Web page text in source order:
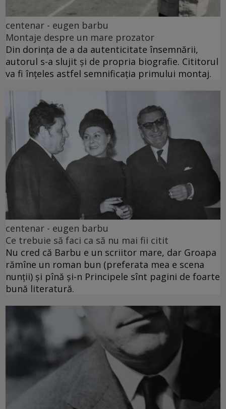
centenar - eugen barbu
Montaje despre un mare prozator
Din dorința de a da autenticitate însemnării,
autorul s-a slujit și de propria biografie. Cititorul
va fi înțeles astfel semnificația primului montaj.
centenar - eugen barbu
Ce trebuie să faci ca să nu mai fii citit
Nu cred că Barbu e un scriitor mare, dar Groapa
rămîne un roman bun (preferata mea e scena
nunții) și pînă și-n Principele sînt pagini de foarte
bună literatură.